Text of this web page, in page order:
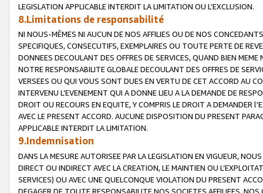
LEGISLATION APPLICABLE INTERDIT LA LIMITATION OU L’EXCLUSION.
8.Limitations de responsabilité
NI NOUS-MÊMES NI AUCUN DE NOS AFFILIES OU DE NOS
SPECIFIQUES, CONSECUTIFS, EXEMPLAIRES OU TOUTE PERTE DE
DONNEES DECOULANT DES OFFRES DE SERVICES, QUAND BIEN
NOTRE RESPONSABILITE GLOBALE DECOULANT DES OFFRES DE
VERSEES OU QUI VOUS SONT DUES EN VERTU DE CET ACCORD AU
INTERVENU L’EVENEMENT QUI A DONNE LIEU A LA DEMANDE DE
DROIT OU RECOURS EN EQUITE, Y COMPRIS LE DROIT A DEMANDER
AVEC LE PRESENT ACCORD. AUCUNE DISPOSITION DU PRESENT
APPLICABLE INTERDIT LA LIMITATION.
9.Indemnisation
DANS LA MESURE AUTORISEE PAR LA LEGISLATION EN VIGUEUR,
DIRECT OU INDIRECT AVEC LA CREATION, LE MAINTIEN OU
SERVICES) OU AVEC UNE QUELCONQUE VIOLATION DU PRESENT
DEGAGER DE TOUTE RESPONSABILITE NOS SOCIETES AFFILIEES,